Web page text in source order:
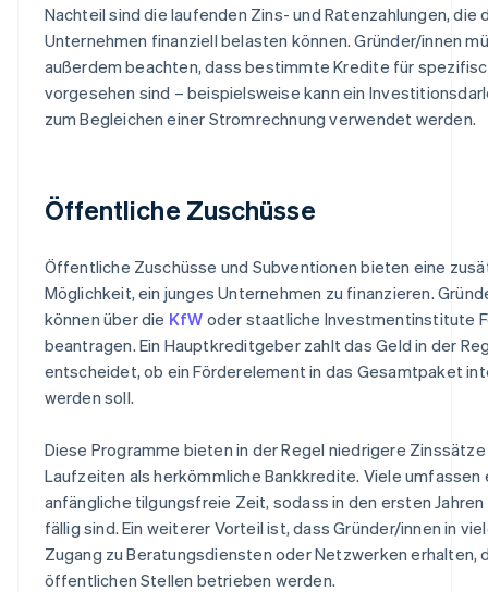
Nachteil sind die laufenden Zins- und Ratenzahlungen, die
Unternehmen finanziell belasten können. Gründer/innen
außerdem beachten, dass bestimmte Kredite für
vorgesehen sind – beispielsweise kann ein
zum Begleichen einer Stromrechnung verwendet werden.
Öffentliche Zuschüsse
Öffentliche Zuschüsse und Subventionen bieten eine
Möglichkeit, ein junges Unternehmen zu finanzieren.
können über die KfW oder staatliche Investmentinstitute
beantragen. Ein Hauptkreditgeber zahlt das Geld in der
entscheidet, ob ein Förderelement in das Gesamtpaket
werden soll.
Diese Programme bieten in der Regel niedrigere
Laufzeiten als herkömmliche Bankkredite. Viele umfassen
anfängliche tilgungsfreie Zeit, sodass in den ersten Jahren
fällig sind. Ein weiterer Vorteil ist, dass Gründer/innen in
Zugang zu Beratungsdiensten oder Netzwerken erhalten,
öffentlichen Stellen betrieben werden.